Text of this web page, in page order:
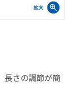
長さの調節が簡